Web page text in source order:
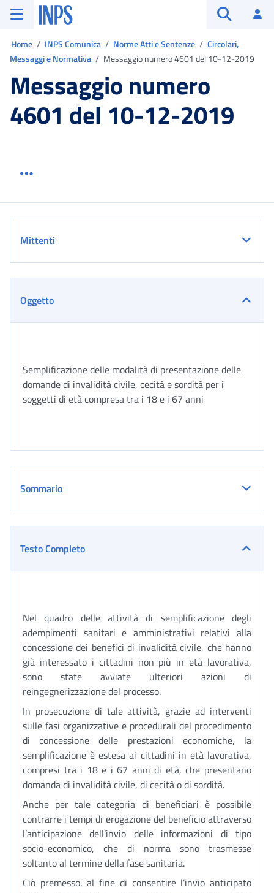
Vai al menu principale
Vai al contenuto principale
Vai al pie' di pagina
INPS ()
Home INPS Comunica Norme Atti e Sentenze
Circolari,
Messaggi e Normativa
Messaggio numero 4601 del 10-12-2019
Messaggio numero
4601 del 10-12-2019
Mittenti
Oggetto
Semplificazione delle modalità di presentazione delle
domande di invalidità civile, cecità e sordità per i
soggetti di età compresa tra i 18 e i 67 anni
Sommario
Testo Completo
Nel quadro delle attività di semplificazione degli
adempimenti sanitari e amministrativi relativi alla
concessione dei benefici di invalidità civile, che hanno
già interessato i cittadini non più in età lavorativa,
sono state avviate ulteriori azioni di
reingegnerizzazione del processo.
In prosecuzione di tale attività, grazie ad interventi
sulle fasi organizzative e procedurali del procedimento
di concessione delle prestazioni economiche, la
semplificazione è estesa ai cittadini in età lavorativa,
compresi tra i 18 e i 67 anni di età, che presentano
domanda di invalidità civile, di cecità o di sordità.
Anche per tale categoria di beneficiari è possibile
contrarre i tempi di erogazione del beneficio attraverso
l’anticipazione dell’invio delle informazioni di tipo
socio-economico, che di norma sono trasmesse
soltanto al termine della fase sanitaria.
Ciò premesso, al fine di consentire l’invio anticipato